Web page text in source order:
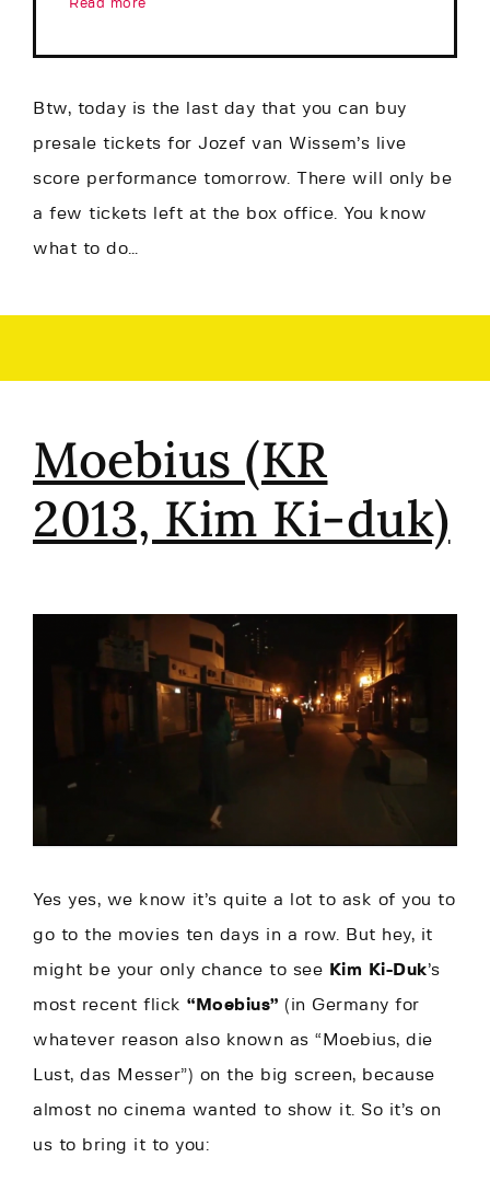
Read more
Btw, today is the last day that you can buy
presale tickets for Jozef van Wissem’s live
score performance tomorrow. There will only be
a few tickets left at the box office. You know
what to do…
Moebius (KR
2013, Kim Ki-duk)
Yes yes, we know it’s quite a lot to ask of you to
go to the movies ten days in a row. But hey, it
might be your only chance to see Kim Ki-Duk’s
most recent flick “Moebius” (in Germany for
whatever reason also known as “Moebius, die
Lust, das Messer”) on the big screen, because
almost no cinema wanted to show it. So it’s on
us to bring it to you: